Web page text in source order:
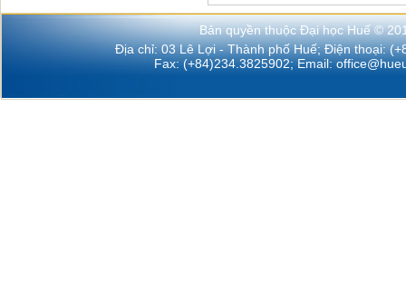
Bản quyền thuộc Đại học Huế ©
Địa chỉ: 03 Lê Lợi - Thành phố Huế; Điện thoại:
Fax: (+84)234.3825902; Email: